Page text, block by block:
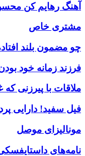
آهنگ رهایم کن
مشتری خاص
چو مضمون بلند
فرزند زمانه خود
ملاقات با پیرزنی
فیل سفید! دارایی
مونالیزای موصل
نامه‌های داستایفسکی